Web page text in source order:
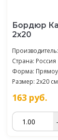
Бордюр
2x20
Производитель:
Страна: Россия
Форма:
Размер: 2x20
163 руб.